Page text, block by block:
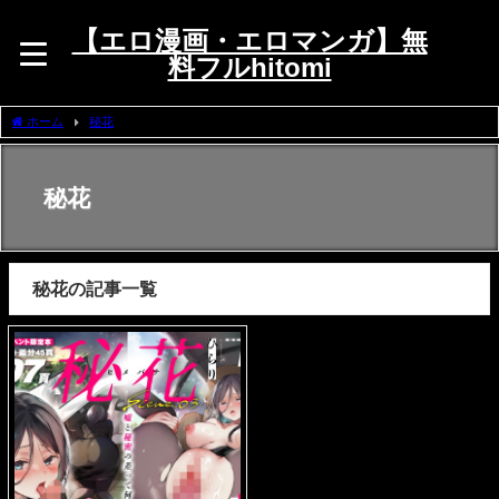
【エロ漫画・エロマンガ】無
料フルhitomi
ホーム 秘花
秘花
秘花の記事一覧